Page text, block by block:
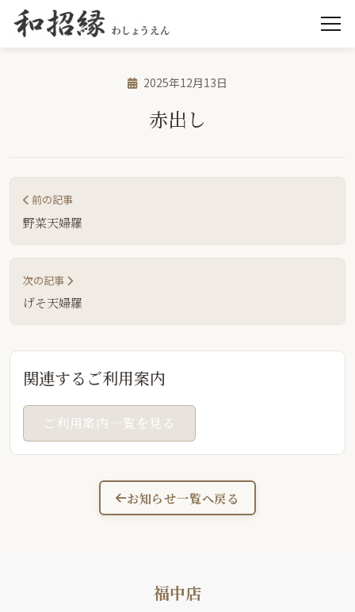
2025年12月13日
赤出し
前の記事
野菜天婦羅
次の記事
げそ天婦羅
関連するご利用案内
ご利用案内一覧を見る
お知らせ一覧へ戻る
福中店